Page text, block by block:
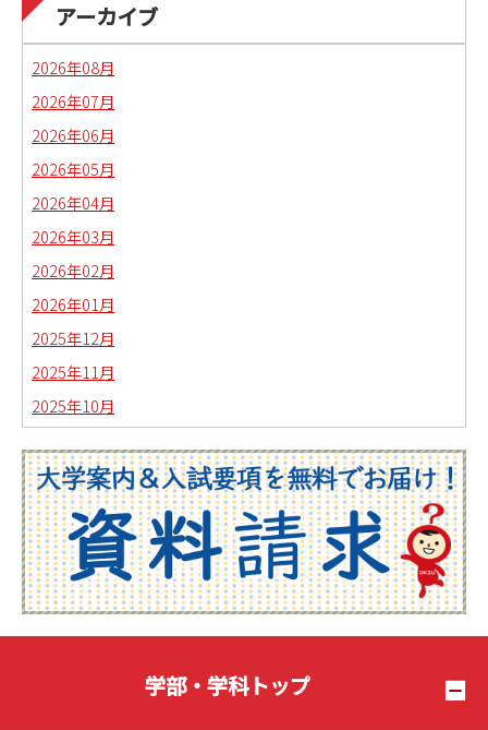
日本語教育副専攻課程通信(日本語教師)
琉球沖縄文化コースの取り組み
アーカイブ
2026年08月
2026年07月
2026年06月
2026年05月
2026年04月
2026年03月
2026年02月
2026年01月
2025年12月
2025年11月
2025年10月
2025年08月
2025年07月
2025年06月
2025年05月
2025年04月
2025年03月
学部・学科トップ